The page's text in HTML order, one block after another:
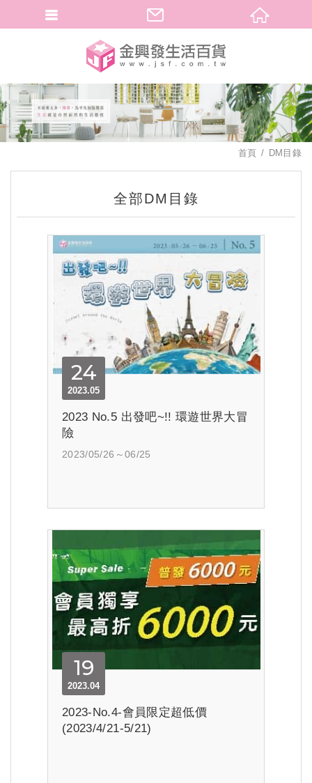
首頁 DM目錄
全部DM目錄
24
2023.05
2023 No.5 出發吧~!! 環遊世界大冒
險
2023/05/26～06/25
19
2023.04
2023-No.4-會員限定超低價
(2023/4/21-5/21)